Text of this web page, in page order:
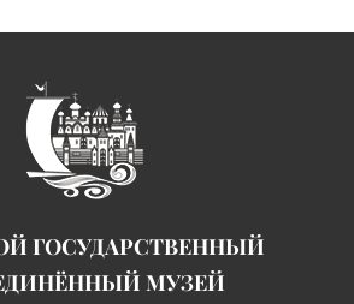
ГОСУДАРСТВЕННЫЙ
МУЗЕЙ